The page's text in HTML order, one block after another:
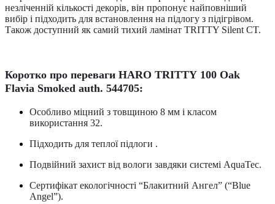
незліченній кількості декорів, він пропонує найповніший
вибір і підходить для встановлення на підлогу з підігрівом.
Також доступний як самий тихий ламінат TRITTY Silent CT.
Коротко про переваги HARO TRITTY 100 Oak
Flavia Smoked auth. 544705:
Особливо міцний з товщиною 8 мм і класом
використання 32.
Підходить для теплої підлоги .
Подвійний захист від вологи завдяки системі AquaTec.
Сертифікат екологічності “Блакитний Ангел” (“Blue
Angel”).